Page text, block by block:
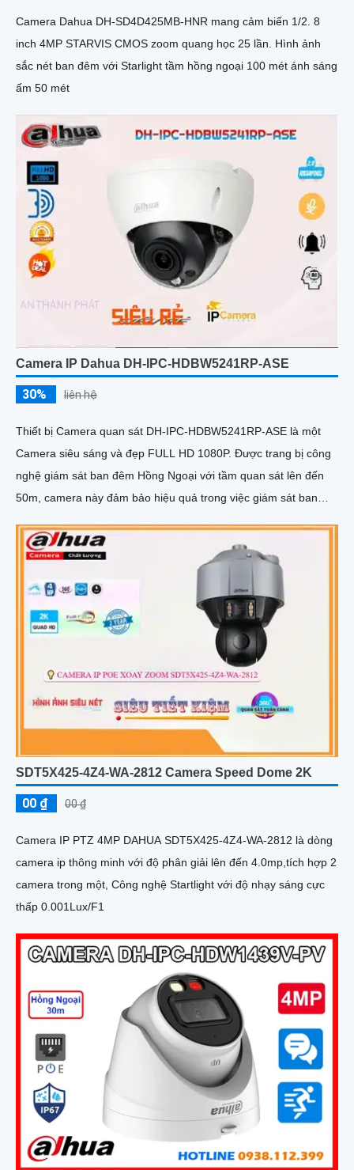
Camera Dahua DH-SD4D425MB-HNR mang cảm biến 1/2. 8
inch 4MP STARVIS CMOS zoom quang học 25 lần. Hình ảnh
sắc nét ban đêm với Starlight tầm hồng ngoại 100 mét ánh sáng
ấm 50 mét
Camera IP Dahua DH-IPC-HDBW5241RP-ASE
30% liên hệ
Thiết bị Camera quan sát DH-IPC-HDBW5241RP-ASE là một
Camera siêu sáng và đẹp FULL HD 1080P. Được trang bị công
nghệ giám sát ban đêm Hồng Ngoại với tầm quan sát lên đến
50m, camera này đảm bảo hiệu quả trong việc giám sát ban
SDT5X425-4Z4-WA-2812 Camera Speed Dome 2K
00 ₫ 00 ₫
Camera IP PTZ 4MP DAHUA SDT5X425-4Z4-WA-2812 là dòng
camera ip thông minh với độ phân giải lên đến 4.0mp,tích hợp 2
camera trong một, Công nghệ Startlight với độ nhạy sáng cực
thấp 0.001Lux/F1